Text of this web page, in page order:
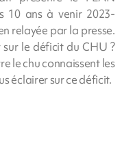
10 ans à venir 2023-
relayée par la presse.
le déficit du CHU ?
le chu connaissent les
éclairer sur ce déficit.